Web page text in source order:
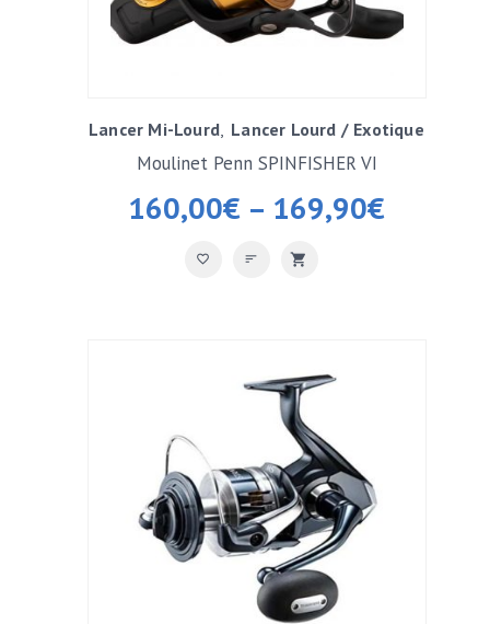
Lancer Mi-Lourd Lancer Lourd / Exotique
160,00€ – 169,90€
Moulinet Penn SPINFISHER VI